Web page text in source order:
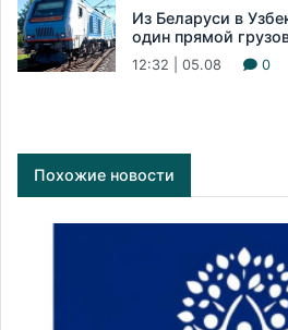
Из Беларуси в
один прямой
12:32 | 05.08 0
Похожие новости